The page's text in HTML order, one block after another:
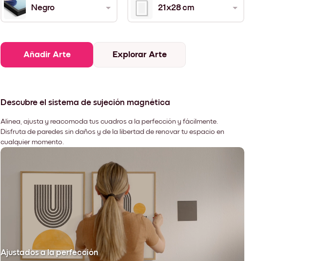
Negro 21x28 cm
Añadir Arte Explorar Arte
Descubre el sistema de sujeción magnética
Alinea, ajusta y reacomoda tus cuadros a la perfección y fácilmente.
Disfruta de paredes sin daños y de la libertad de renovar tu espacio en
cualquier momento.
Ajustados a la perfección